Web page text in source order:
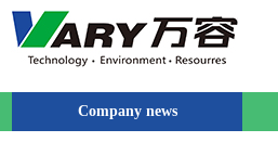
Company news